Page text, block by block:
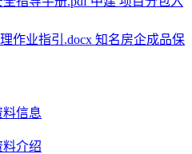
知名房企成品保
料信息
料介绍